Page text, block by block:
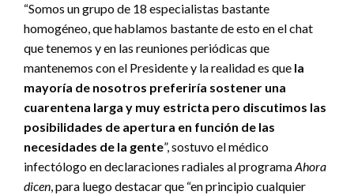
“Somos un grupo de 18 especialistas bastante
homogéneo, que hablamos bastante de esto en el chat
que tenemos y en las reuniones periódicas que
mantenemos con el Presidente y la realidad es que la
mayoría de nosotros preferiría sostener una
cuarentena larga y muy estricta pero discutimos las
posibilidades de apertura en función de las
necesidades de la gente”, sostuvo el médico
infectólogo en declaraciones radiales al programaAhora
dicen, para luego destacar que “en principio cualquier